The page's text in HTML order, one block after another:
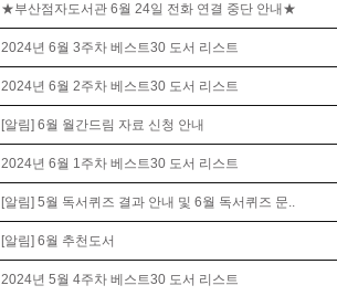
★부산점자도서관 6월 24일 전화 연결 중단 안내★
2024년 6월 3주차 베스트30 도서 리스트
2024년 6월 2주차 베스트30 도서 리스트
[알림] 6월 월간드림 자료 신청 안내
2024년 6월 1주차 베스트30 도서 리스트
[알림] 5월 독서퀴즈 결과 안내 및 6월 독서퀴즈 문..
[알림] 6월 추천도서
2024년 5월 4주차 베스트30 도서 리스트